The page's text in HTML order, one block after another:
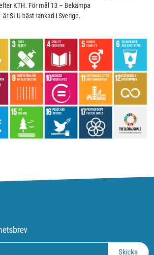
KTH. För mål 13 – Bekämpa
SLU bäst rankad i Sverige.